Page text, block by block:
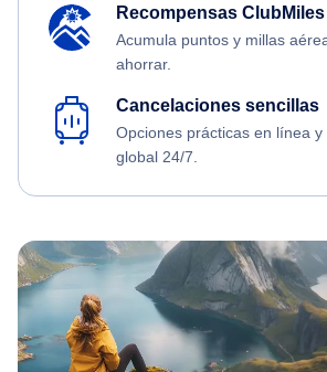
Recompensas ClubMiles
Acumula puntos y millas
ahorrar.
Cancelaciones sencillas
Opciones prácticas en línea y
global 24/7.